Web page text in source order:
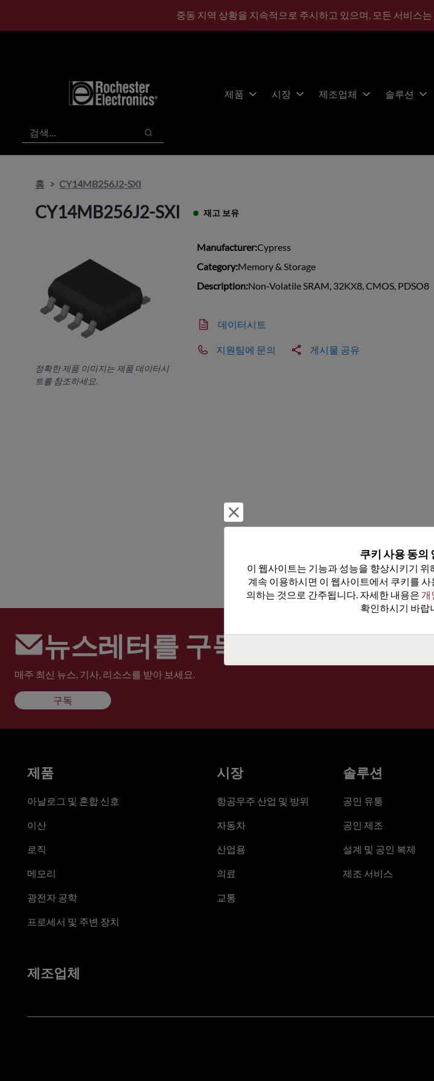
중동 지역 상황을 지속적으로 주시하고 있으며, 모든 서비스
제품 시장 제조업체 솔루션
검색
검색
홈 CY14MB256J2-SXI
CY14MB256J2-SXI 재고 보유
정확한 제품 이미지는 제품 데이터시
트를 참조하세요.
Manufacturer:Cypress
Category:Memory & Storage
Description:Non-Volatile SRAM, 32KX8, CMOS, PDSO8
데이터시트
지원팀에 문의 게시물 공유
뉴스레터를 구독하세요
매주 최신 뉴스, 기사, 리소스를 받아 보세요.
구독
쿠키 사용 동의
이 웹사이트는 기능과 성능을 향상시키기
계속 이용하시면 이 웹사이트에서 쿠키를
의하는 것으로 간주됩니다. 자세한 내용은 개
확인하시기 바랍
제품
아날로그 및 혼합 신호
이산
로직
메모리
광전자 공학
프로세서 및 주변 장치
시장
항공우주 산업 및 방위
자동차
산업용
의료
교통
솔루션
공인 유통
공인 제조
설계 및 공인 복제
제조 서비스
제조업체